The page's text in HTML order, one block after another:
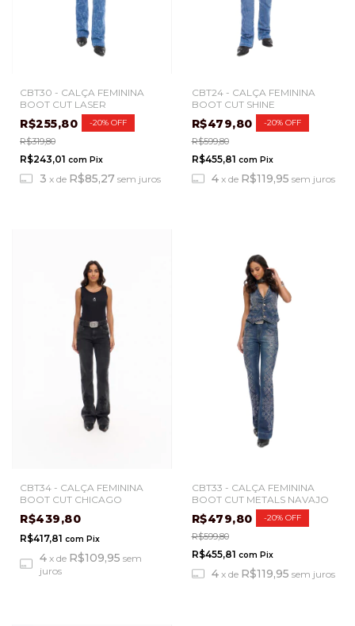
CBT30 - CALÇA FEMININA
BOOT CUT LASER
R$255,80 -20% OFF
R$319,80
R$243,01 com Pix
3 x de R$85,27 sem juros
CBT24 - CALÇA FEMININA
BOOT CUT SHINE
R$479,80 -20% OFF
R$599,80
R$455,81 com Pix
4 x de R$119,95 sem juros
CBT34 - CALÇA FEMININA
BOOT CUT CHICAGO
R$439,80
R$417,81 com Pix
4 x de R$109,95 sem
juros
CBT33 - CALÇA FEMININA
BOOT CUT METALS NAVAJO
R$479,80 -20% OFF
R$599,80
R$455,81 com Pix
4 x de R$119,95 sem juros